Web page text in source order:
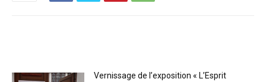
Vernissage de l’exposition « L’Esprit